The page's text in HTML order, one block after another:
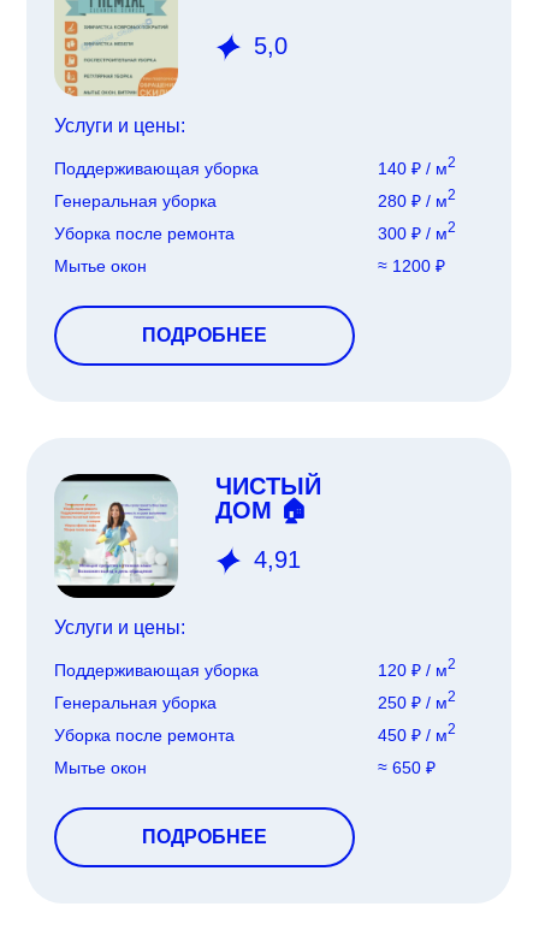
Поддерживающая уборка
Генеральная уборка
Уборка после ремонта
Мытье окон
140 ₽ / м2
280 ₽ / м2
300 ₽ / м2
≈ 1200 ₽
Поддерживающая уборка
Генеральная уборка
Уборка после ремонта
Мытье окон
120 ₽ / м2
250 ₽ / м2
450 ₽ / м2
≈ 650 ₽
Услуги и цены:
5,0
ПОДРОБНЕЕ
ЧИСТЫЙ
ДОМ 🏠
Услуги и цены:
4,91
ПОДРОБНЕЕ